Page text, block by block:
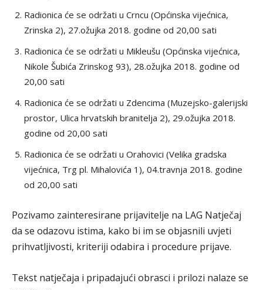
Radionica će se održati u Crncu (Općinska vijećnica,
Zrinska 2), 27.ožujka 2018. godine od 20,00 sati
Radionica će se održati u Mikleušu (Općinska vijećnica,
Nikole Šubića Zrinskog 93), 28.ožujka 2018. godine od
20,00 sati
Radionica će se održati u Zdencima (Muzejsko-galerijski
prostor, Ulica hrvatskih branitelja 2), 29.ožujka 2018.
godine od 20,00 sati
Radionica će se održati u Orahovici (Velika gradska
vijećnica, Trg pl. Mihalovića 1), 04.travnja 2018. godine
od 20,00 sati
Pozivamo zainteresirane prijavitelje na LAG Natječaj
da se odazovu istima, kako bi im se objasnili uvjeti
prihvatljivosti, kriteriji odabira i procedure prijave.
Tekst natječaja i pripadajući obrasci i prilozi nalaze se